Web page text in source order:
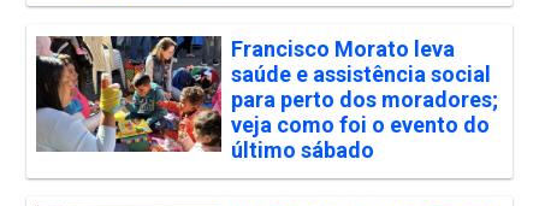
Francisco Morato leva
saúde e assistência social
para perto dos moradores;
veja como foi o evento do
último sábado